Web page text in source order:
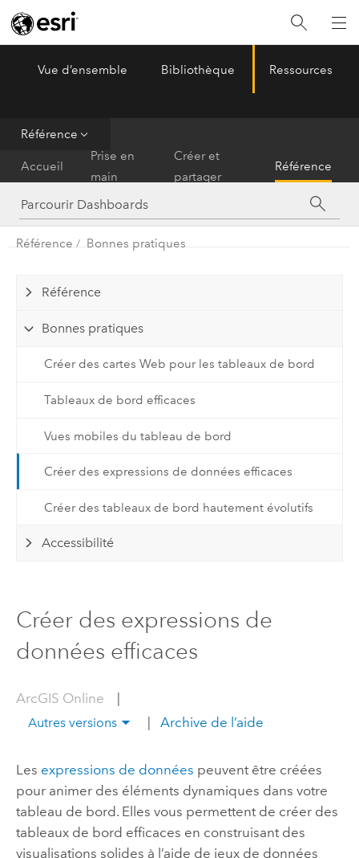
ArcGIS Dashboards
Vue d’ensemble Bibliothèque Ressources
Référence
Accueil
Prise en
main
Créer et
partager
Référence
Référence Bonnes pratiques
Référence
Bonnes pratiques
Créer des cartes Web pour les tableaux de bord
Tableaux de bord efficaces
Vues mobiles du tableau de bord
Créer des expressions de données efficaces
Créer des tableaux de bord hautement évolutifs
Accessibilité
Créer des expressions de
données efficaces
ArcGIS Online
Autres versions Archive de l’aide
Les expressions de données peuvent être créées
pour animer des éléments dynamiques dans votre
tableau de bord. Elles vous permettent de créer des
tableaux de bord efficaces en construisant des
visualisations solides à l’aide de jeux de données